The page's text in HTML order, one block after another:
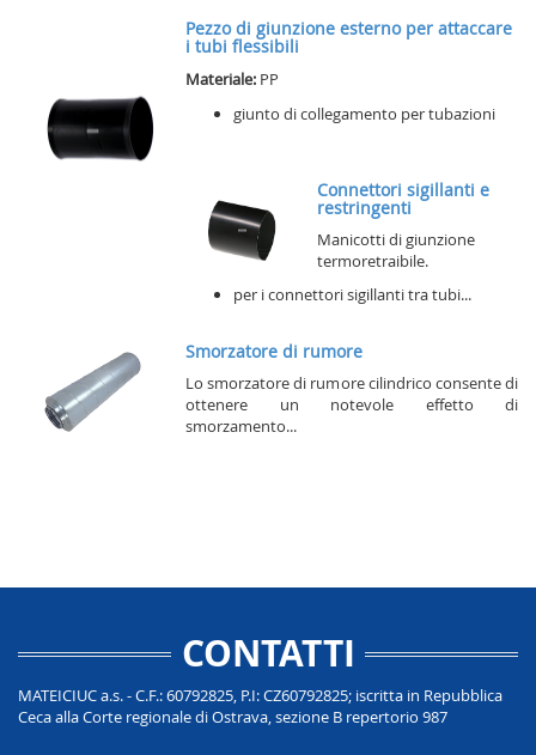
Pezzo di giunzione esterno per attaccare
i tubi flessibili
Materiale: PP
giunto di collegamento per tubazioni
Connettori sigillanti e
restringenti
Manicotti di giunzione
termoretraibile.
per i connettori sigillanti tra tubi...
Smorzatore di rumore
Lo smorzatore di rumore cilindrico consente di
ottenere un notevole effetto di
smorzamento...
CONTATTI
MATEICIUC a.s. - C.F.: 60792825, P.I: CZ60792825; iscritta in Repubblica
Ceca alla Corte regionale di Ostrava, sezione B repertorio 987